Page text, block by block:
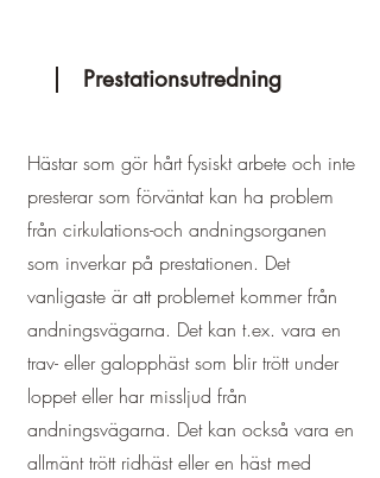
Prestationsutredning
Hästar som gör hårt fysiskt arbete och inte
presterar som förväntat kan ha problem
från cirkulations-och andningsorganen
som inverkar på prestationen. Det
vanligaste är att problemet kommer från
andningsvägarna. Det kan t.ex. vara en
trav- eller galopphäst som blir trött under
loppet eller har missljud från
andningsvägarna. Det kan också vara en
allmänt trött ridhäst eller en häst med